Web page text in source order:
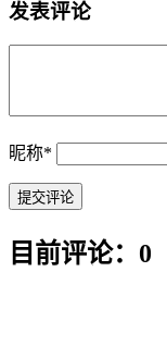
发表评论
昵称*
目前评论：0